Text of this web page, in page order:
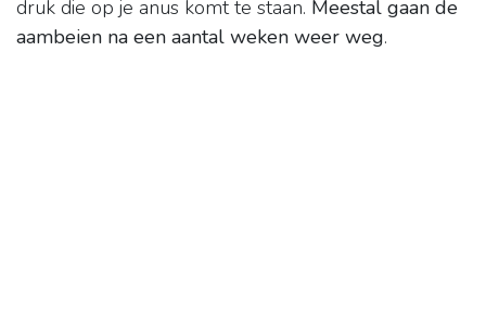
druk die op je anus komt te staan. Meestal gaan de
aambeien na een aantal weken weer weg.